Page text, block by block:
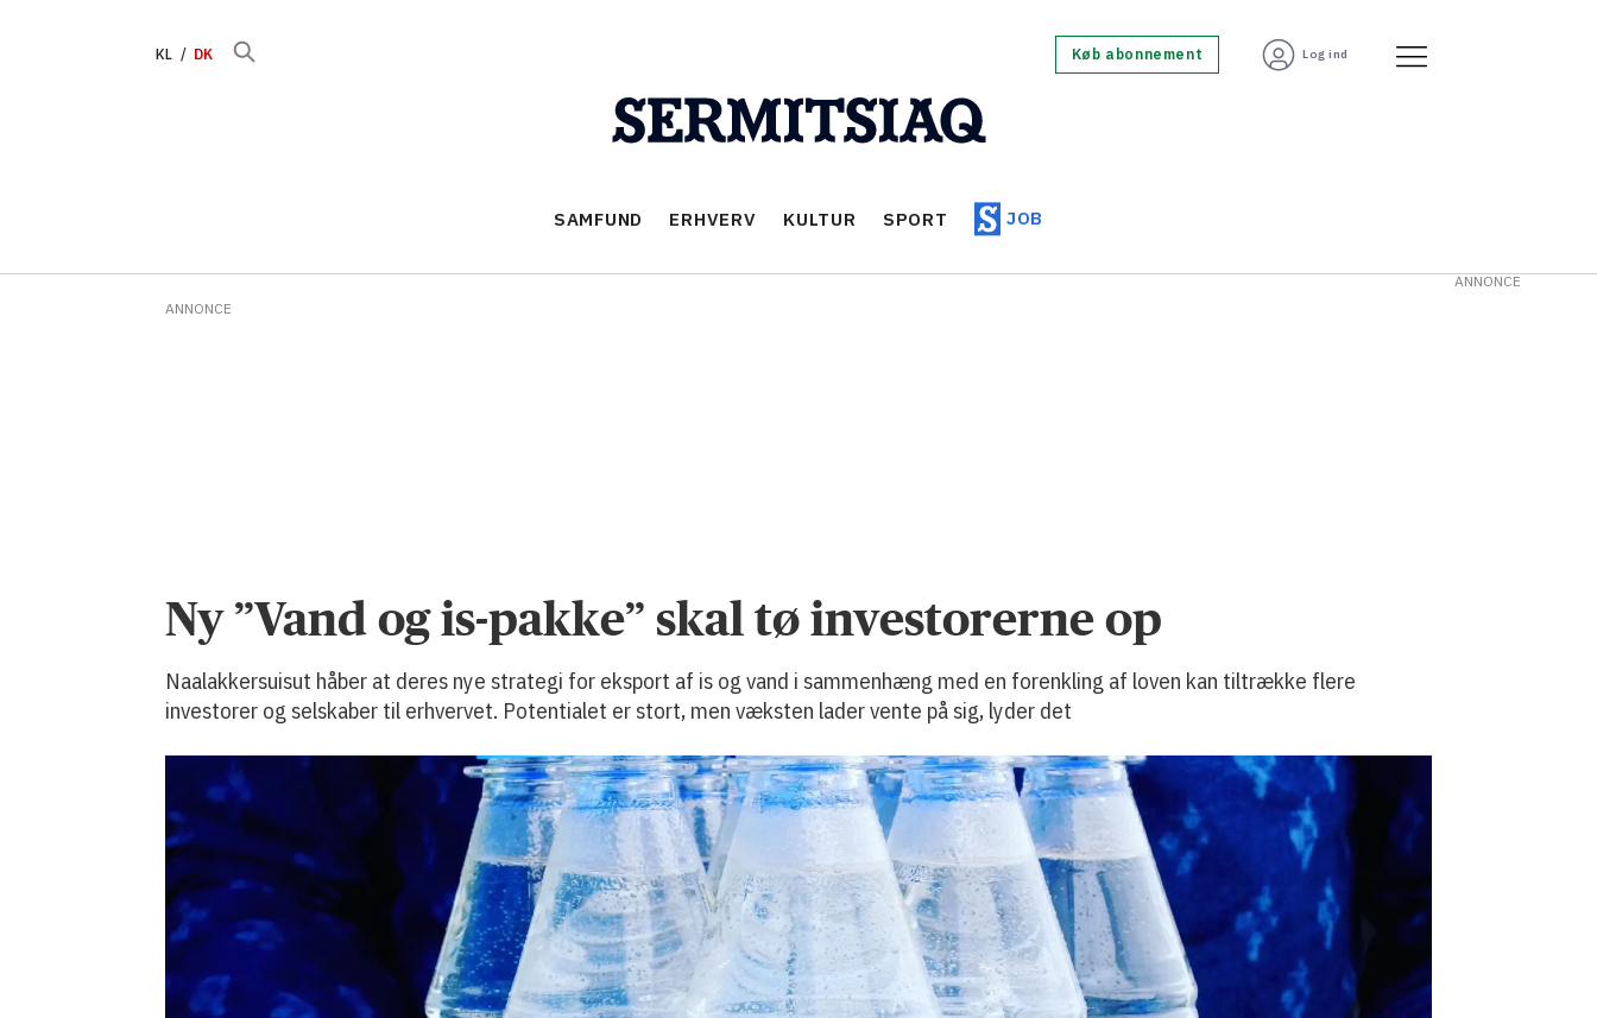
KL DK Køb abonnement Log ind
SAMFUND ERHVERV KULTUR SPORT JOB
ANNONCE
Ny ”Vand og is-pakke” skal tø investorerne op
Naalakkersuisut håber at deres nye strategi for eksport af is og vand i sammenhæng med en forenkling af loven kan tiltrække flere
investorer og selskaber til erhvervet. Potentialet er stort, men væksten lader vente på sig, lyder det
ANNONCE